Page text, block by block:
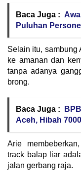
Baca Juga :
Puluhan
Selain itu, sambung
ke amanan dan
tanpa adanya
brong.
Baca Juga :
Aceh, Hibah
Arie
track balap liar
jalan gerbang raja.